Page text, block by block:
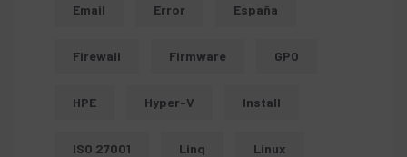
Email Error España
Firewall Firmware GPO
HPE Hyper-V Install
ISO 27001 Linq Linux